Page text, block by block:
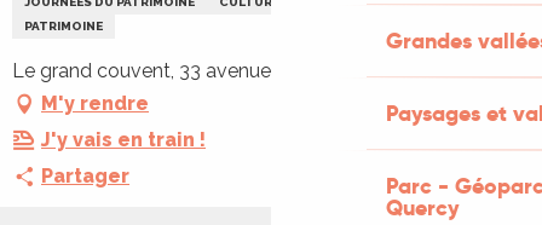
Grandes
Paysages et
Parc -
Quercy
PATRIMOINE
Le grand couvent, 33 avenue Louis Mazet, 46500 Gramat
M'y rendre
J'y vais en train !
Partager